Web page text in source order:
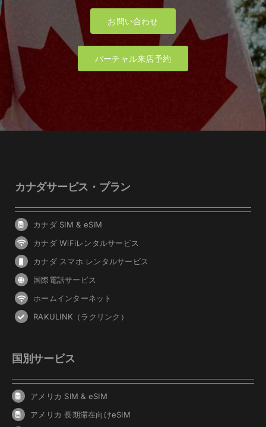
お問い合わせ
バーチャル来店予約
カナダサービス・プラン
カナダ SIM & eSIM
カナダ WiFiレンタルサービス
カナダ スマホ レンタルサービス
国際電話サービス
ホームインターネット
RAKULINK（ラクリンク）
国別サービス
アメリカ SIM & eSIM
アメリカ 長期滞在向けeSIM